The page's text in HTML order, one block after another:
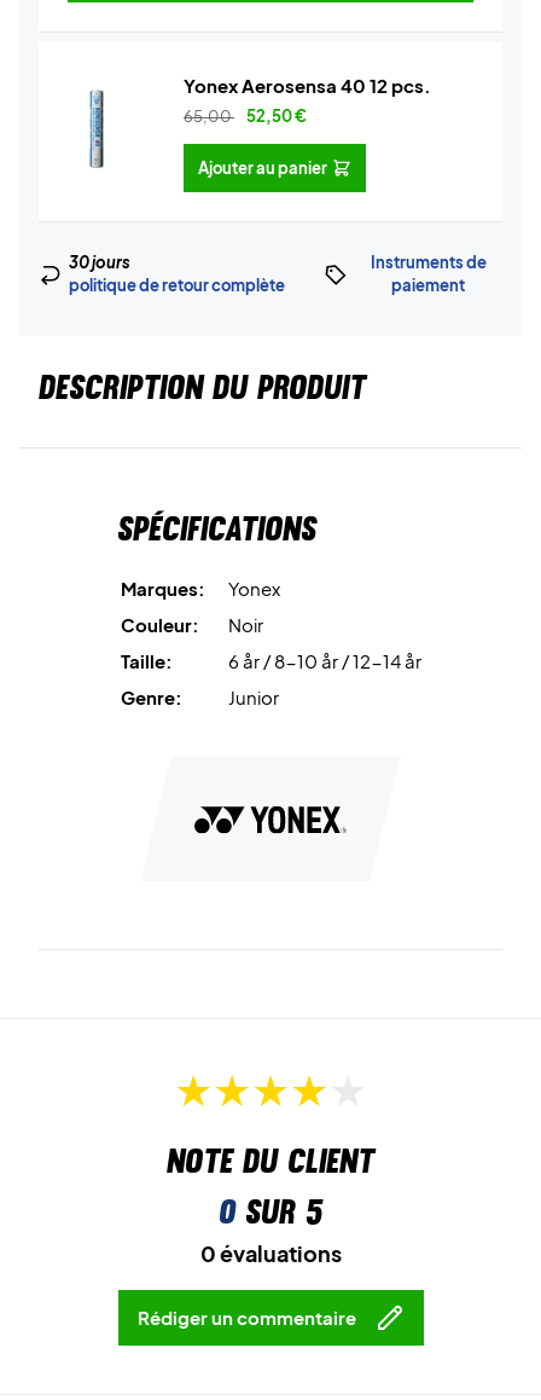
Yonex Aerosensa 40 12 pcs.
65,00 52,50€
Ajouter au panier
30 jours
politique de retour complète
Instruments de
paiement
DESCRIPTION DU PRODUIT
Spécifications
Marques:
Yonex
Couleur:
Noir
Taille:
6 år / 8-10 år / 12-14 år
Genre:
Junior
Note du client
0sur 5
0 évaluations
Rédiger un commentaire